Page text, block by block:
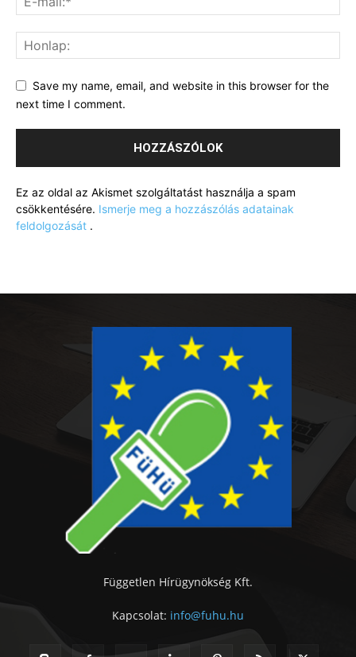
Save my name, email, and website in this browser for the
next time I comment.
Ez az oldal az Akismet szolgáltatást használja a spam
csökkentésére. Ismerje meg a hozzászólás adatainak
feldolgozását .
Független Hírügynökség Kft.
Kapcsolat: info@fuhu.hu